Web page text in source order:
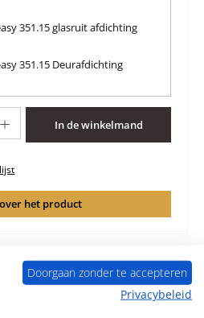
351.15 glasruit afdichting
351.15 Deurafdichting
In de winkelmand
het product
Doorgaan zonder te accepteren
Privacybeleid